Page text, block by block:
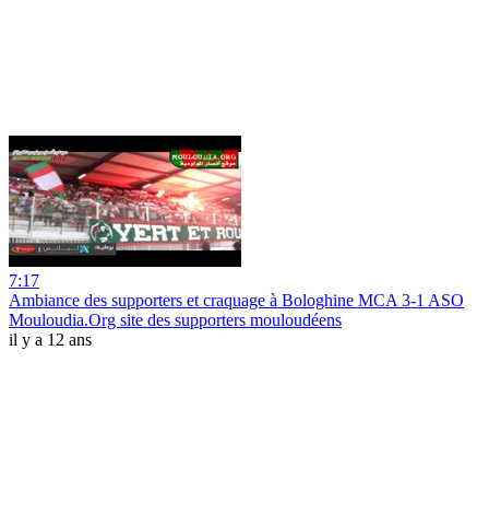
7:17
Ambiance des supporters et craquage à Bologhine MCA 3-1 ASO
Mouloudia.Org site des supporters mouloudéens
il y a 12 ans